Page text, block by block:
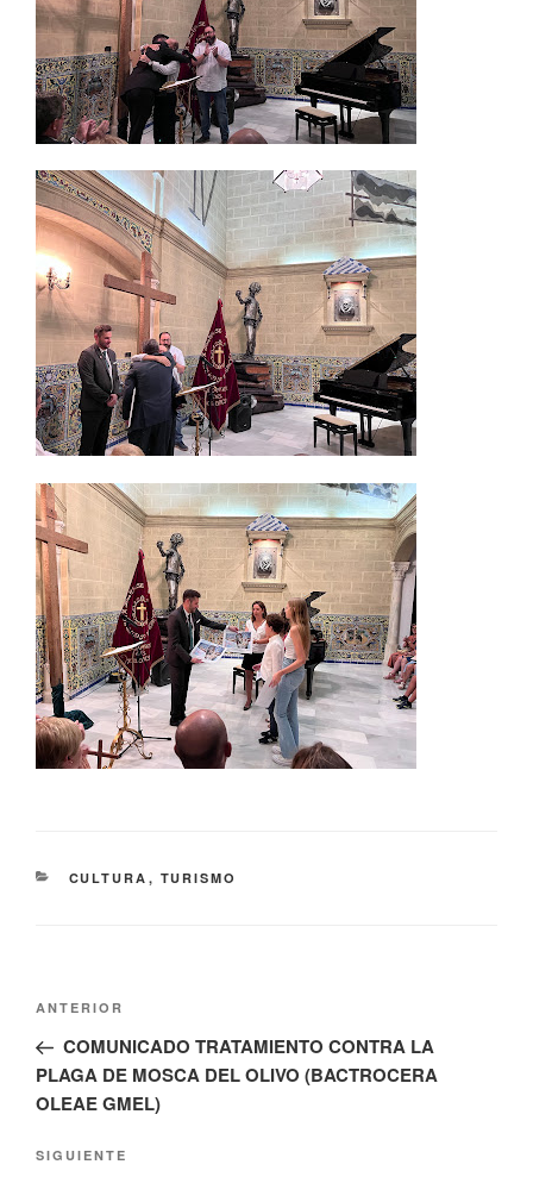
CATEGORÍAS
CULTURA , TURISMO
Navegación
entradas
Entrada
anterior:
ANTERIOR
COMUNICADO TRATAMIENTO CONTRA LA
PLAGA DE MOSCA DEL OLIVO (BACTROCERA
OLEAE GMEL)
Siguiente
SIGUIENTE